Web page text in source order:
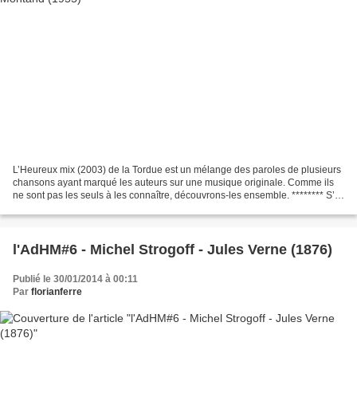
L’Heureux mix (2003) de la Tordue est un mélange des paroles de plusieurs
chansons ayant marqué les auteurs sur une musique originale. Comme ils
ne sont pas les seuls à les connaître, découvrons-les ensemble. ******** S’il
l'AdHM#6 - Michel Strogoff - Jules Verne (1876)
Publié le 30/01/2014 à 00:11
Par florianferre